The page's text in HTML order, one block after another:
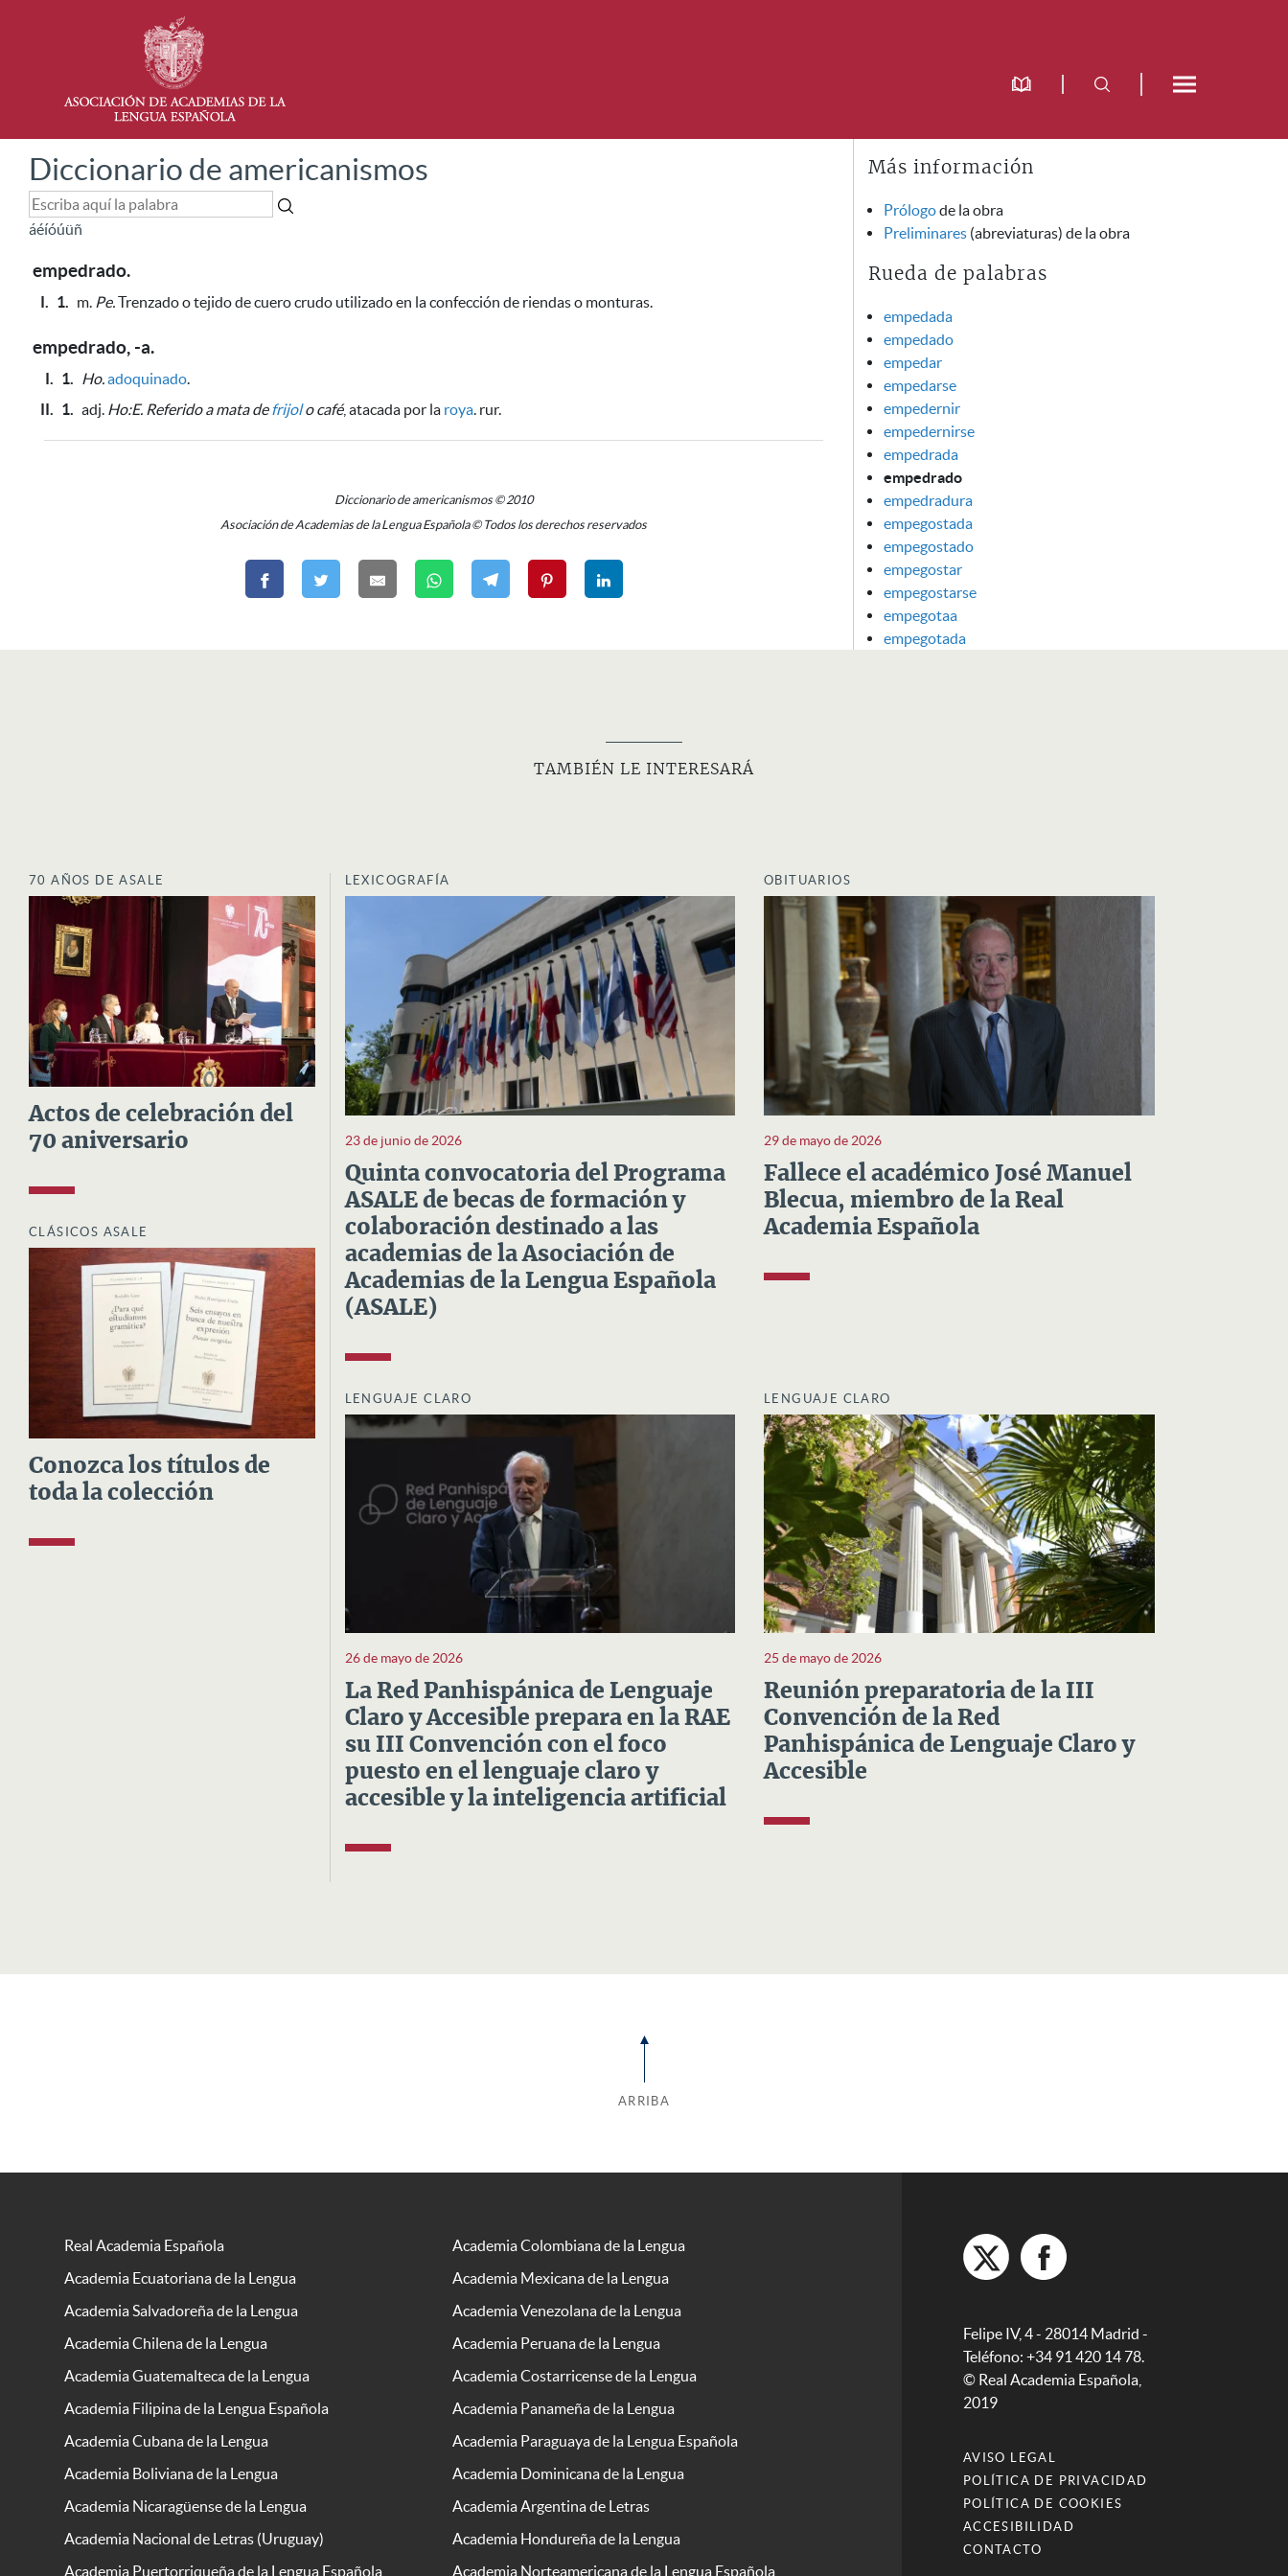
Diccionario de americanismos
áéíóúüñ
empedrado.
I. 1. m. Pe.Trenzado o tejido de cuero crudo utilizado en la confección de riendas o monturas.
empedrado, -a.
I. 1. Ho.adoquinado.
II. 1. adj. Ho:E. Referido a mata defrijolo café, atacada por la roya. rur.
Diccionario de americanismos © 2010
Asociación de Academias de la Lengua Española © Todos los derechos reservados
Más información
Prólogode la obra
Preliminares (abreviaturas) de la obra
Rueda de palabras
empedada
empedado
empedar
empedarse
empedernir
empedernirse
empedrada
empedrado
empedradura
empegostada
empegostado
empegostar
empegostarse
empegotaa
empegotada
TAMBIÉN LE INTERESARÁ
70 AÑOS DE ASALE
Actos de celebración del
70 aniversario
CLÁSICOS ASALE
Conozca los títulos de
toda la colección
LEXICOGRAFÍA
23 de junio de 2026
Quinta convocatoria del Programa
ASALE de becas de formación y
colaboración destinado a las
academias de la Asociación de
Academias de la Lengua Española
(ASALE)
OBITUARIOS
29 de mayo de 2026
Fallece el académico José Manuel
Blecua, miembro de la Real
Academia Española
LENGUAJE CLARO
26 de mayo de 2026
La Red Panhispánica de Lenguaje
Claro y Accesible prepara en la RAE
su III Convención con el foco
puesto en el lenguaje claro y
accesible y la inteligencia artificial
LENGUAJE CLARO
25 de mayo de 2026
Reunión preparatoria de la III
Convención de la Red
Panhispánica de Lenguaje Claro y
Accesible
ARRIBA
Real Academia Española
Academia Colombiana de la Lengua
Academia Ecuatoriana de la Lengua
Academia Mexicana de la Lengua
Academia Salvadoreña de la Lengua
Academia Venezolana de la Lengua
Academia Chilena de la Lengua
Academia Peruana de la Lengua
Academia Guatemalteca de la Lengua
Academia Costarricense de la Lengua
Academia Filipina de la Lengua Española
Academia Panameña de la Lengua
Academia Cubana de la Lengua
Academia Paraguaya de la Lengua Española
Academia Boliviana de la Lengua
Academia Dominicana de la Lengua
Academia Nicaragüense de la Lengua
Academia Argentina de Letras
Academia Nacional de Letras (Uruguay)
Academia Hondureña de la Lengua
Academia Puertorriqueña de la Lengua Española
Academia Norteamericana de la Lengua Española
Felipe IV, 4 - 28014 Madrid -
Teléfono: +34 91 420 14 78.
© Real Academia Española,
2019
AVISO LEGAL
POLÍTICA DE PRIVACIDAD
POLÍTICA DE COOKIES
ACCESIBILIDAD
CONTACTO